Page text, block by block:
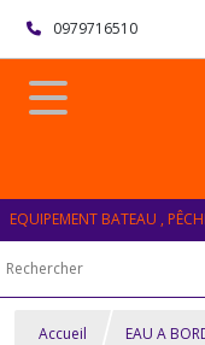
0979716510
EQUIPEMENT BATEAU ,
Accueil EAU A